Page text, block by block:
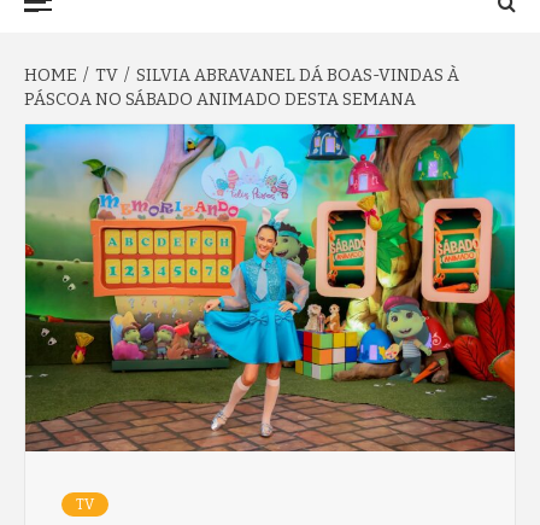
HOME TV
SILVIA ABRAVANEL DÁ BOAS-VINDAS À
PÁSCOA NO SÁBADO ANIMADO DESTA SEMANA
TV